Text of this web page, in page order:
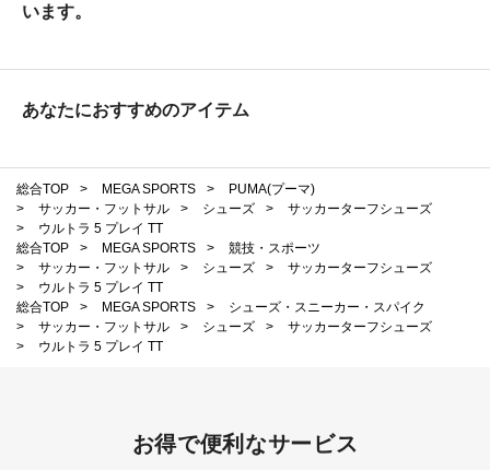
います。
あなたにおすすめのアイテム
総合TOP > MEGA SPORTS >
PUMA(プーマ)
>
サッカー・フットサル > シューズ >
サッカーターフシューズ
>
ウルトラ 5 プレイ TT
総合TOP
> MEGA SPORTS >
競技・スポーツ
>
サッカー・フットサル > シューズ >
サッカーターフシューズ
>
ウルトラ 5 プレイ TT
総合TOP
> MEGA SPORTS >
シューズ・スニーカー・スパイク
>
サッカー・フットサル > シューズ >
サッカーターフシューズ
>
ウルトラ 5 プレイ TT
お得で便利なサービス